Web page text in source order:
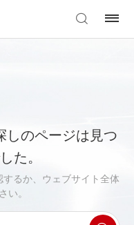
しのページは見つ
た。
るか、ウェブサイト全体
い。